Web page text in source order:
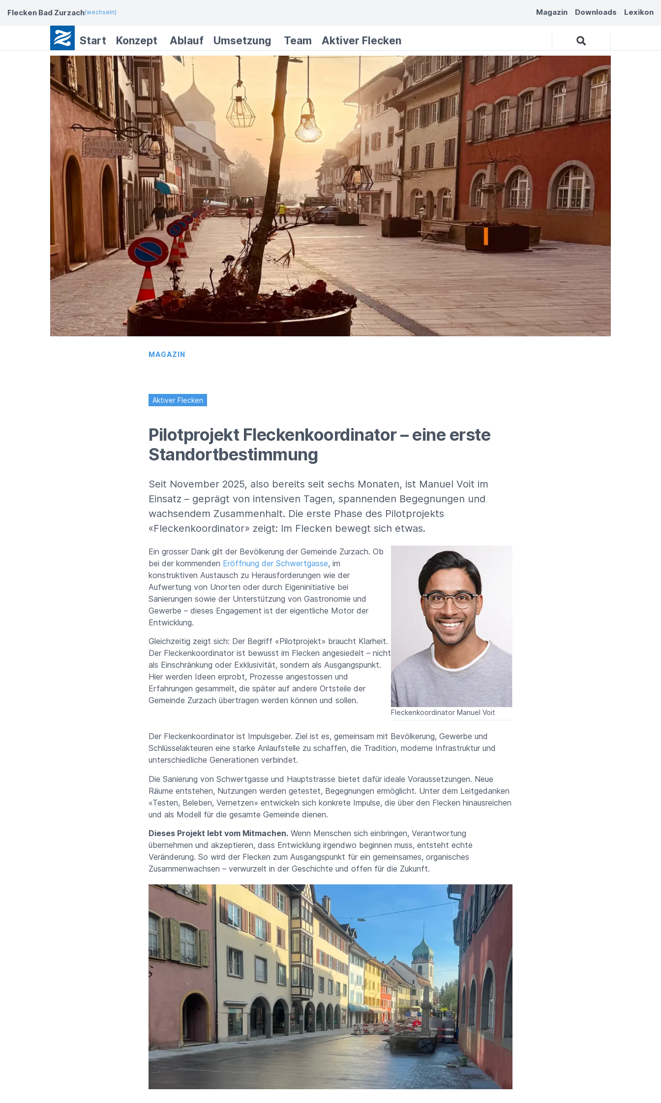
Flecken Bad Zurzach(wechseln) Magazin Downloads Lexikon
Start Konzept Ablauf Umsetzung Team Aktiver Flecken
MAGAZIN
Pilotprojekt Fleckenkoordinator – eine erste
Standortbestimmung
Seit November 2025, also bereits seit sechs Monaten, ist Manuel Voit im
Einsatz – geprägt von intensiven Tagen, spannenden Begegnungen und
wachsendem Zusammenhalt. Die erste Phase des Pilotprojekts
«Fleckenkoordinator» zeigt: Im Flecken bewegt sich etwas.
Ein grosser Dank gilt der Bevölkerung der Gemeinde Zurzach. Ob
bei der kommenden Eröffnung der Schwertgasse, im
konstruktiven Austausch zu Herausforderungen wie der
Aufwertung von Unorten oder durch Eigeninitiative bei
Sanierungen sowie der Unterstützung von Gastronomie und
Gewerbe – dieses Engagement ist der eigentliche Motor der
Entwicklung.
Gleichzeitig zeigt sich: Der Begriff «Pilotprojekt» braucht Klarheit.
Der Fleckenkoordinator ist bewusst im Flecken angesiedelt – nicht
als Einschränkung oder Exklusivität, sondern als Ausgangspunkt.
Hier werden Ideen erprobt, Prozesse angestossen und
Erfahrungen gesammelt, die später auf andere Ortsteile der
Gemeinde Zurzach übertragen werden können und sollen.
Fleckenkoordinator Manuel Voit
Der Fleckenkoordinator ist Impulsgeber. Ziel ist es, gemeinsam mit Bevölkerung, Gewerbe und
Schlüsselakteuren eine starke Anlaufstelle zu schaffen, die Tradition, moderne Infrastruktur und
unterschiedliche Generationen verbindet.
Die Sanierung von Schwertgasse und Hauptstrasse bietet dafür ideale Voraussetzungen. Neue
Räume entstehen, Nutzungen werden getestet, Begegnungen ermöglicht. Unter dem Leitgedanken
«Testen, Beleben, Vernetzen» entwickeln sich konkrete Impulse, die über den Flecken hinausreichen
und als Modell für die gesamte Gemeinde dienen.
Dieses Projekt lebt vom Mitmachen. Wenn Menschen sich einbringen, Verantwortung
übernehmen und akzeptieren, dass Entwicklung irgendwo beginnen muss, entsteht echte
Veränderung. So wird der Flecken zum Ausgangspunkt für ein gemeinsames, organisches
Zusammenwachsen – verwurzelt in der Geschichte und offen für die Zukunft.